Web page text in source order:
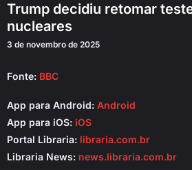
Trump decidiu retomar
nucleares
3 de novembro de 2025
Fonte: BBC
App para Android: Android
App para iOS: iOS
Portal Libraria: libraria.com.br
Libraria News: news.libraria.com.br